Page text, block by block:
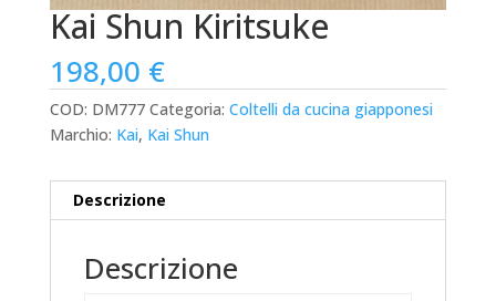
Kai Shun Kiritsuke
198,00 €
COD: DM777 Categoria: Coltelli da cucina giapponesi
Marchio: Kai, Kai Shun
Descrizione
Descrizione